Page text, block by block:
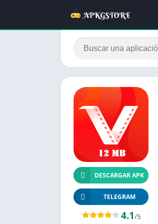
DESCARGAR APK
TELEGRAM
4.1/5